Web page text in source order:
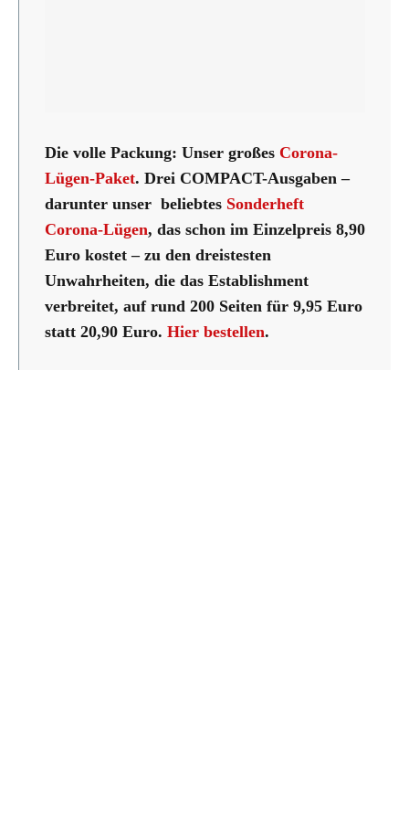
Die volle Packung: Unser großes Corona-
Lügen-Paket. Drei COMPACT-Ausgaben –
darunter unser beliebtes Sonderheft
Corona-Lügen, das schon im Einzelpreis 8,90
Euro kostet – zu den dreistesten
Unwahrheiten, die das Establishment
verbreitet, auf rund 200 Seiten für 9,95 Euro
statt 20,90 Euro. Hier bestellen.